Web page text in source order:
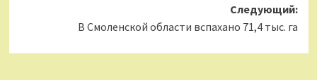
Следующий:
В Смоленской области вспахано 71,4 тыс. га